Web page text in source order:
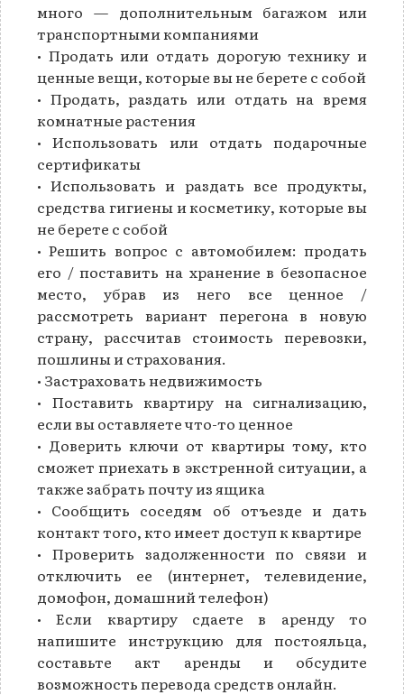
много — дополнительным багажом или
транспортными компаниями
• Продать или отдать дорогую технику и
ценные вещи, которые вы не берете с собой
• Продать, раздать или отдать на время
комнатные растения
• Использовать или отдать подарочные
сертификаты
• Использовать и раздать все продукты,
средства гигиены и косметику, которые вы
не берете с собой
• Решить вопрос с автомобилем: продать
его / поставить на хранение в безопасное
место, убрав из него все ценное /
рассмотреть вариант перегона в новую
страну, рассчитав стоимость перевозки,
пошлины и страхования.
• Застраховать недвижимость
• Поставить квартиру на сигнализацию,
если вы оставляете что-то ценное
• Доверить ключи от квартиры тому, кто
сможет приехать в экстренной ситуации, а
также забрать почту из ящика
• Сообщить соседям об отъезде и дать
контакт того, кто имеет доступ к квартире
• Проверить задолженности по связи и
отключить ее (интернет, телевидение,
домофон, домашний телефон)
• Если квартиру сдаете в аренду то
напишите инструкцию для постояльца,
составьте акт аренды и обсудите
возможность перевода средств онлайн.